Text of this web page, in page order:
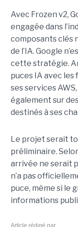
Avec Frozen v2,
engagée dans
composants clés
de l’IA. Google
cette stratégie.
puces IA avec
ses services
également sur
destinés à ses
Le projet serait
préliminaire.
arrivée ne serait
n’a pas
puce, même si le
informations
Article rédigé par